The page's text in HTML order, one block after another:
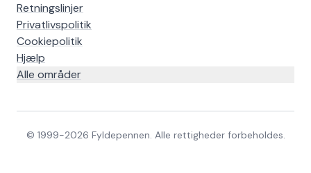
Retningslinjer
Privatlivspolitik
Cookiepolitik
Hjælp
Alle områder
© 1999-2026 Fyldepennen. Alle rettigheder forbeholdes.